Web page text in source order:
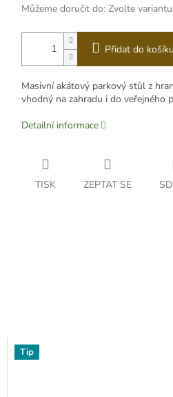
Můžeme doručit do: Zvolte variantu
Přidat do košíku
Masivní akátový parkový stůl z
vhodný na zahradu i do veřejného
Detailní informace
TISK ZEPTAT SE
Tip